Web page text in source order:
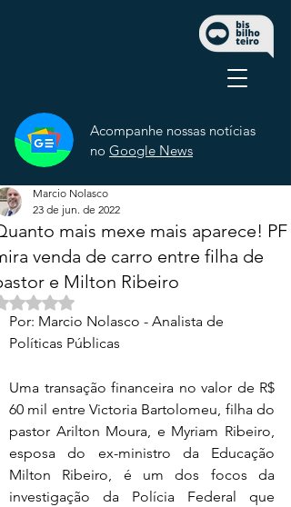
Acompanhe nossas notícias
no Google News
mais mexe mais aparece! PF
venda de carro entre filha de
e Milton Ribeiro
Marcio Nolasco
23 de jun. de 2022
Avaliado com NaN de 5 estrelas.
Por: Marcio Nolasco - Analista de
Políticas Públicas
Uma transação financeira no valor de R$
60 mil entre Victoria Bartolomeu, filha do
pastor Arilton Moura, e Myriam Ribeiro,
esposa do ex-ministro da Educação
Milton Ribeiro, é um dos focos da
investigação da Polícia Federal que